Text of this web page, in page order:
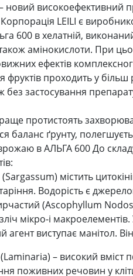
новий високоефективний
Корпорація LEILI є
600 в хелатній,
амінокислоти. При
ефектів
фруктів проходить у більш
без застосування
протистоять
баланс ґрунту,
в АЛЬГА 600 До
містить
Водорість є
(Ascophyllum
мікро-і
агент виступає манітол.
– високий вміст
поживних речовин у